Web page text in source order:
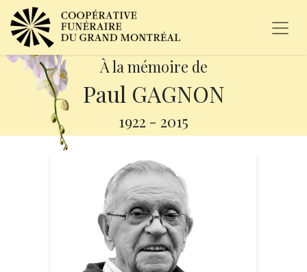
À la mémoire de
Paul GAGNON
1922 - 2015